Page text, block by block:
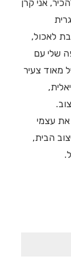
אני קרן
לאכול,
שלי עם
מאוד צעיר
את עצמי
הבית,